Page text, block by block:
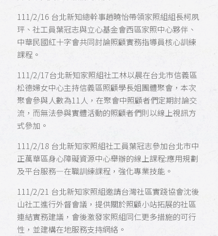
111/2/16 台北新知總幹事趙曉怡帶領家照組組長柯夙
玶、社工員葉冠志與立心基金會西區家照中心夥伴、
中華民國紅十字會共同討論照顧實務指導員核心訓練
課程。
111/2/17台北新知家照組社工林以晨在台北市信義區
松德婦女中心主持信義區照顧學長姐團體聚會，本次
聚會參與人數為11人，在聚會中照顧者們定期討論交
流，而無法參與實體活動的照顧者們則以線上視訊方
式參加。
111/2/18 台北新知家照組社工員葉冠志參加台北市中
正萬華區身心障礙資源中心舉辦的線上課程:應用規劃
及平台服務—在職訓練課程，強化專業技能。
111/2/21 台北新知家照組邀請台灣社區實踐協會沈後
山社工進行外督會議，提供關於照顧小站拓展的社區
連結實務建議，會後激發家照組同仁更多措施的可行
性，並建構在地服務支持網絡。